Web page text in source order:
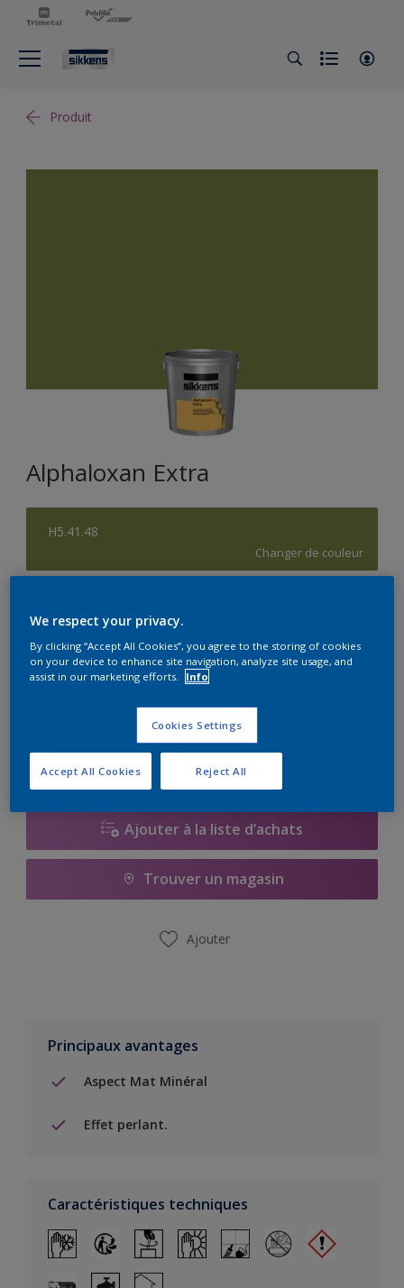
Produit
Alphaloxan Extra
H5.41.48
Changer de couleur
Quantité Calculateur de peinture
Achetez chez un revendeur
Ajouter à la liste d’achats
Trouver un magasin
Ajouter
Principaux avantages
Aspect Mat Minéral
Effet perlant.
Caractéristiques techniques
We respect your privacy.
By clicking “Accept All Cookies”, you agree to the storing of cookies
on your device to enhance site navigation, analyze site usage, and
assist in our marketing efforts.
Info
Cookies Settings
Reject All
Accept All Cookies